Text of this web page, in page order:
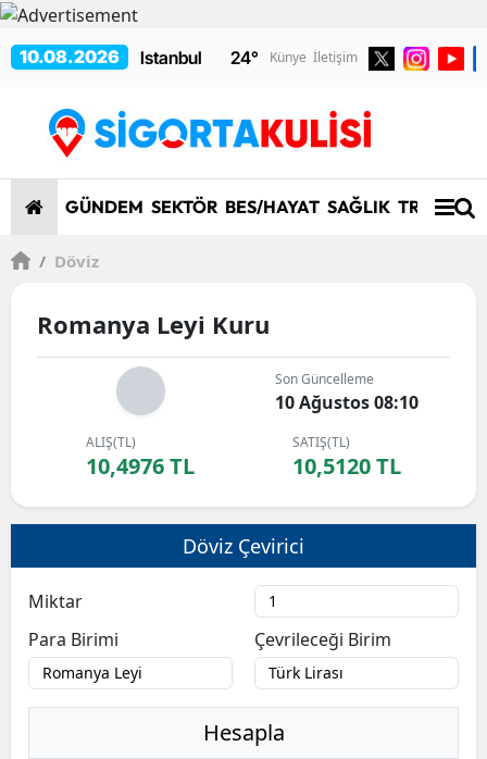
10.08.2026 24° Künye İletişim
GÜNDEM SEKTÖR BES/HAYAT SAĞLIK TRAFİK/
/ Döviz
Romanya Leyi Kuru
Son Güncelleme
10 Ağustos 08:10
ALIŞ(TL)
10,4976 TL
SATIŞ(TL)
10,5120 TL
Döviz Çevirici
Miktar
Para Birimi
Çevrileceği Birim
Hesapla